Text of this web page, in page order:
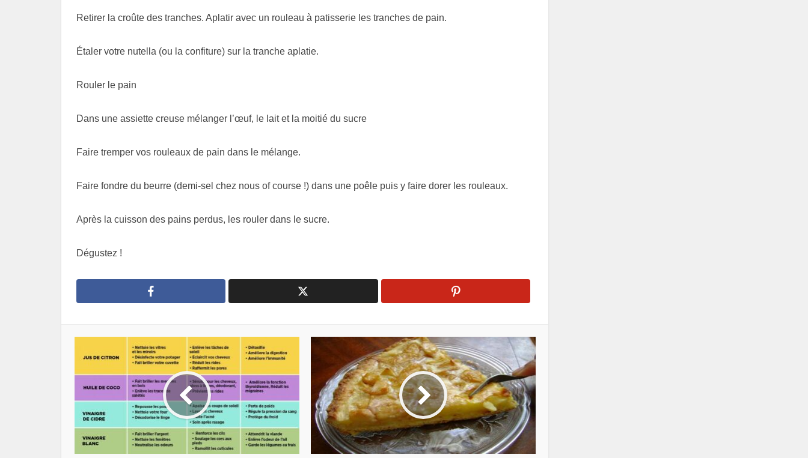
Retirer la croûte des tranches. Aplatir avec un rouleau à patisserie les tranches de pain.
Étaler votre nutella (ou la confiture) sur la tranche aplatie.
Rouler le pain
Dans une assiette creuse mélanger l’œuf, le lait et la moitié du sucre
Faire tremper vos rouleaux de pain dans le mélange.
Faire fondre du beurre (demi-sel chez nous of course !) dans une poêle puis y faire dorer les rouleaux.
Après la cuisson des pains perdus, les rouler dans le sucre.
Dégustez !